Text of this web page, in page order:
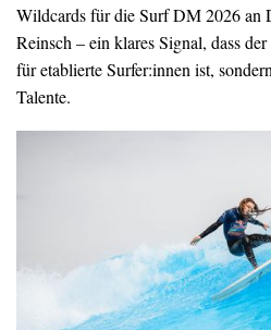
Wildcards für die Surf DM 2026 an
Reinsch – ein klares Signal, dass
für etablierte Surfer:innen ist,
Talente.